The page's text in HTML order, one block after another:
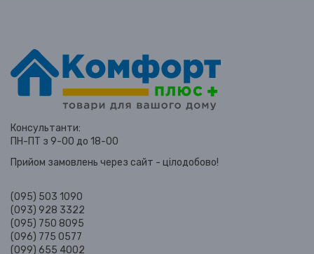
Консультанти:
ПН-ПТ з 9-00 до 18-00
Прийом замовлень через сайт - цілодобово!
(095) 503 1090
(093) 928 3322
(095) 750 8095
(096) 775 0577
(099) 655 4002